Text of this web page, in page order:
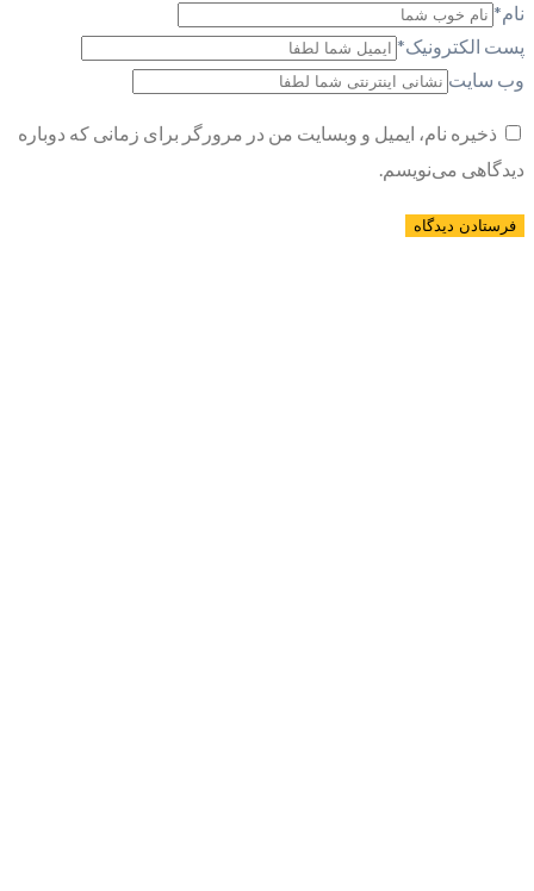
نام*
پست الکترونیک*
وب سایت
ذخیره نام، ایمیل و وبسایت من در مرورگر برای زمانی که دوباره
دیدگاهی می‌نویسم.